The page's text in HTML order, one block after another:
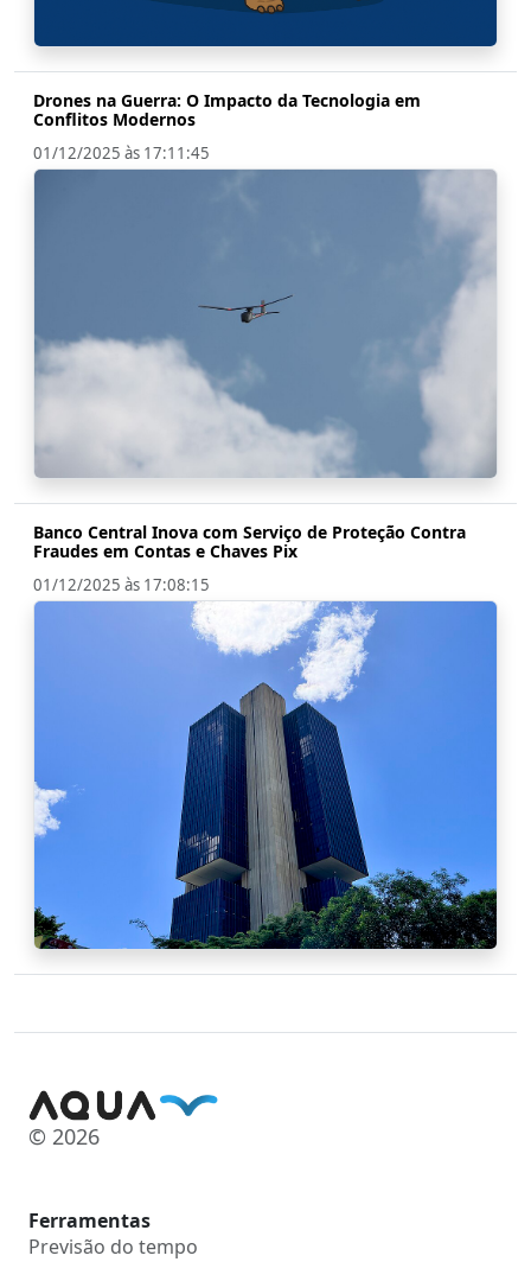
Drones na Guerra: O Impacto da Tecnologia em
Conflitos Modernos
01/12/2025 às 17:11:45
Banco Central Inova com Serviço de Proteção Contra
Fraudes em Contas e Chaves Pix
01/12/2025 às 17:08:15
© 2026
Ferramentas
Previsão do tempo